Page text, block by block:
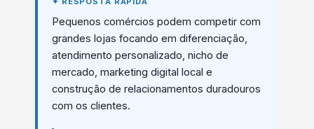
Pequenos comércios podem competir com
grandes lojas focando em diferenciação,
atendimento personalizado, nicho de
mercado, marketing digital local e
construção de relacionamentos duradouros
com os clientes.